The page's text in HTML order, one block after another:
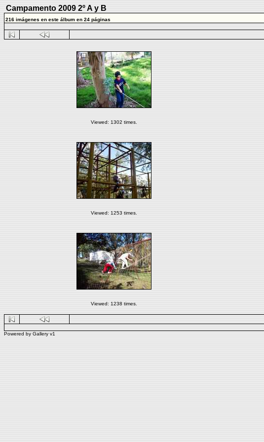
Campamento 2009 2º A y B
216 imágenes en este álbum en 24 páginas
Viewed: 1302 times.
Viewed: 1253 times.
Viewed: 1238 times.
Powered by Gallery v1